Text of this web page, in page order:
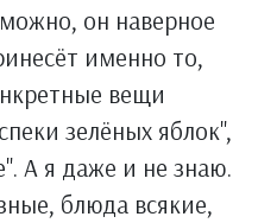
он наверное
именно то,
вещи
зелёных яблок",
А я даже и не знаю.
блюда всякие,